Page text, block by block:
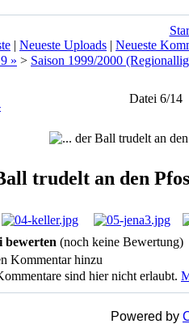
| Neueste Uploads | Neueste
» > Saison 1999/2000
Datei 6/14
trudelt an den
bewerten (noch keine Bewertung)
Kommentar hinzu
sind hier nicht erlaubt.
Powered by